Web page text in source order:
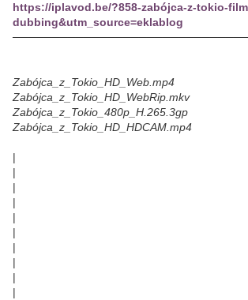
https://iplavod.be/?858-zabójca-z-tokio-
dubbing&utm_source=eklablog
Zabójca_z_Tokio_HD_Web.mp4
Zabójca_z_Tokio_HD_WebRip.mkv
Zabójca_z_Tokio_480p_H.265.3gp
Zabójca_z_Tokio_HD_HDCAM.mp4
|
|
|
|
|
|
|
|
|
|